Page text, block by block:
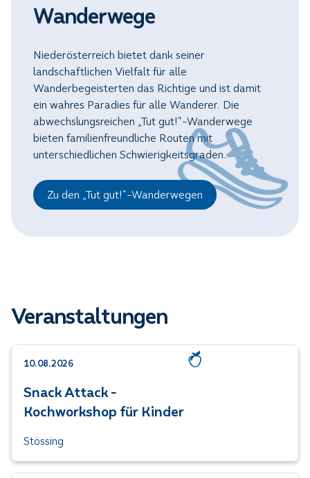
Wanderwege
Niederösterreich bietet dank seiner
landschaftlichen Vielfalt für alle
Wanderbegeisterten das Richtige und ist damit
ein wahres Paradies für alle Wanderer. Die
abwechslungsreichen „Tut gut!“-Wanderwege
bieten familienfreundliche Routen mit
unterschiedlichen Schwierigkeitsgraden.
Zu den „Tut gut!“-Wanderwegen
Veranstaltungen
10.08.2026
Snack Attack -
Kochworkshop für Kinder
Stössing